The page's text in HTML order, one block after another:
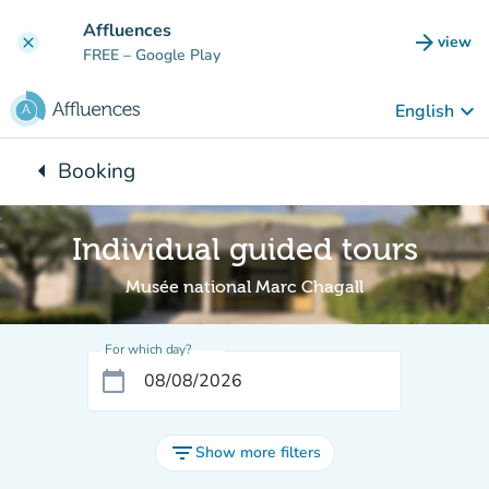
clear Affluences
FREE – Google Play arrow_forward view
(new
English keyboard_arrow_down
arrow_leftBack to:
Booking
Individual guided tours
Musée national Marc Chagall
For which day?
calendar_today
filter_listShow more filters